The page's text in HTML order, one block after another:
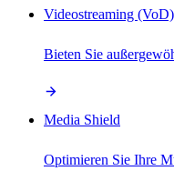
Videostreaming (VoD)
Bieten Sie
Media Shield
Optimieren Sie Ihre